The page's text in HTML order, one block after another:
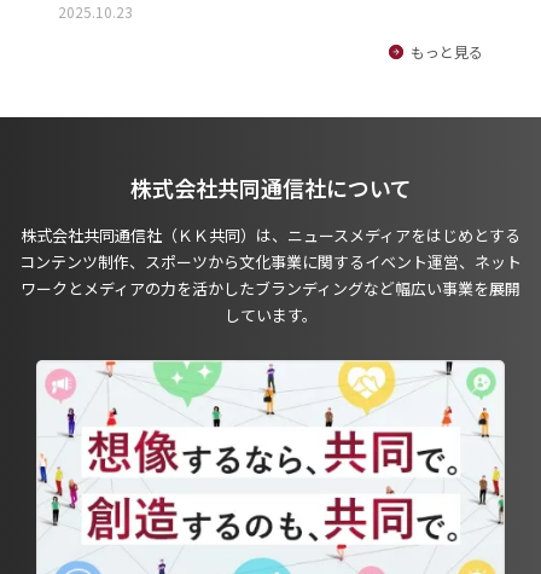
2025.10.23
もっと見る
株式会社共同通信社について
株式会社共同通信社（ＫＫ共同）は、ニュースメディアをはじめとする
コンテンツ制作、スポーツから文化事業に関するイベント運営、ネット
ワークとメディアの力を活かしたブランディングなど幅広い事業を展開
しています。